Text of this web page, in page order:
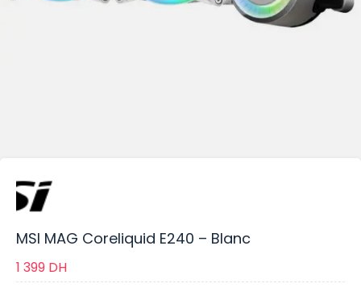
MSI MAG Coreliquid E240 – Blanc
1 399 DH